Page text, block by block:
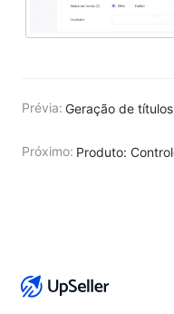
Prévia: Geração de
Próximo: Produto: